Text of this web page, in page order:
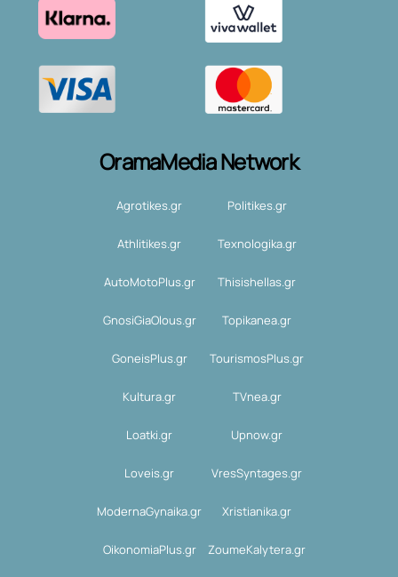
OramaMedia Network
Agrotikes.gr Politikes.gr
Athlitikes.gr Texnologika.gr
AutoMotoPlus.gr Thisishellas.gr
GnosiGiaOlous.gr Topikanea.gr
GoneisPlus.gr TourismosPlus.gr
Kultura.gr TVnea.gr
Loatki.gr Upnow.gr
Loveis.gr VresSyntages.gr
ModernaGynaika.gr Xristianika.gr
OikonomiaPlus.gr ZoumeKalytera.gr